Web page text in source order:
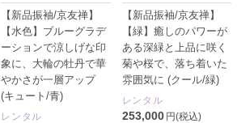
【新品振袖/京友禅】
【水色】ブルーグラデ
ーションで涼しげな印
象に、大輪の牡丹で華
やかさが一層アップ
(キュート/青)
レンタル
【新品振袖/京友禅】
【緑】癒しのパワーが
ある深緑と上品に咲く
菊や桜で、落ち着いた
雰囲気に (クール/緑)
レンタル
253,000 円(税込)